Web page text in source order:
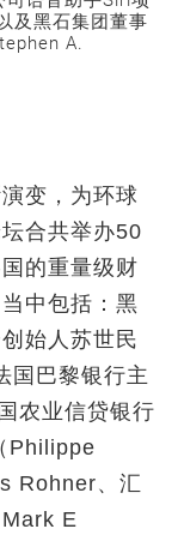
及黑石集团董事
A.
变，为环球
合共举办50
的重量级财
中包括：黑
始人苏世民
国巴黎银行主
农业信贷银行
Philippe
Rohner、汇
E